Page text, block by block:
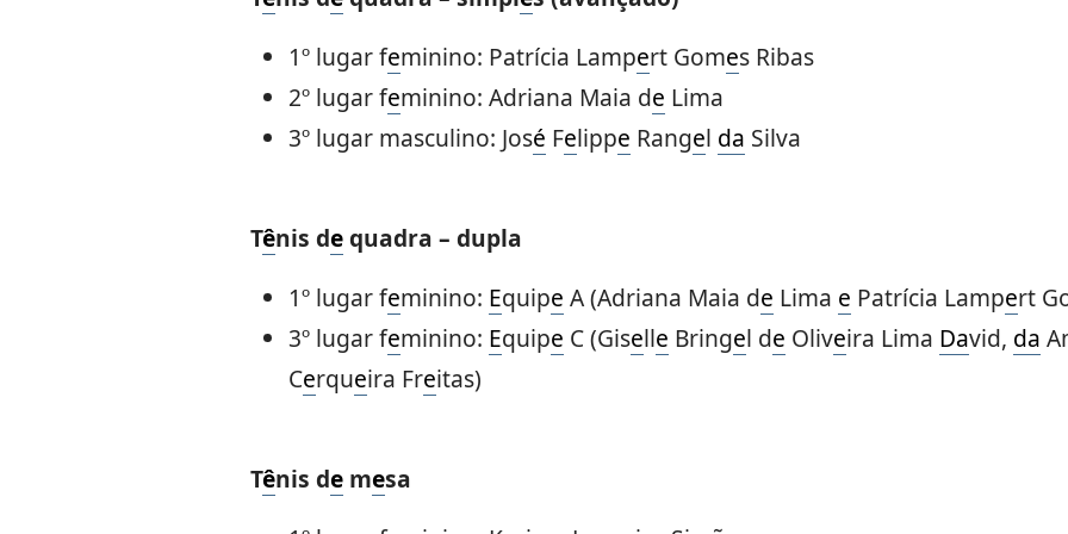
1º lugar feminino: Patrícia Lampert Gomes Ribas
2º lugar feminino: Adriana Maia de Lima
3º lugar masculino: José Felippe Rangel da Silva
Tênis dequadra – dupla
1º lugar feminino: Equipe A (Adriana Maia de Lima e Patrícia Lampert
3º lugar feminino: Equipe C (Giselle Bringel de Oliveira Lima David, da
Cerqueira Freitas)
Tênis demesa